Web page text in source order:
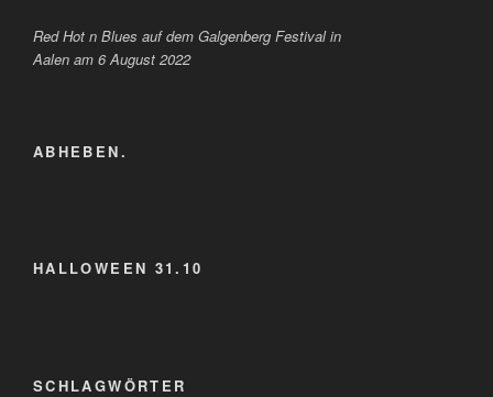
Red Hot n Blues auf dem Galgenberg Festival in
Aalen am 6 August 2022
ABHEBEN.
HALLOWEEN 31.10
SCHLAGWÖRTER